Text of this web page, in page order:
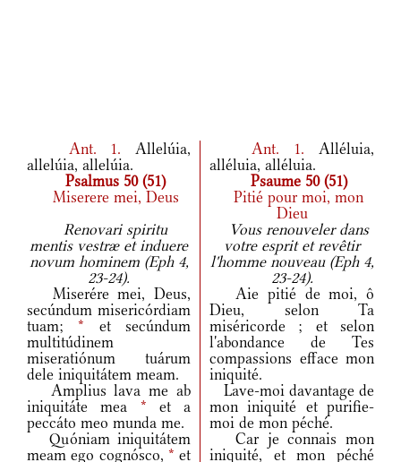
Ant. 1. Allelúia,
allelúia, allelúia.
Ant. 1. Alléluia,
alléluia, alléluia.
Psalmus 50 (51)
Psaume 50 (51)
Miserere mei, Deus
Pitié pour moi, mon
Dieu
Renovari spiritu
mentis vestræ et induere
novum hominem (Eph 4,
23-24).
Vous renouveler dans
votre esprit et revêtir
l'homme nouveau (Eph 4,
23-24).
Miserére mei, Deus,
secúndum misericórdiam
tuam;* et secúndum
multitúdinem
miseratiónum tuárum
dele iniquitátem meam.
Aie pitié de moi, ô
Dieu, selon Ta
miséricorde ; et selon
l'abondance de Tes
compassions efface mon
iniquité.
Amplius lava me ab
iniquitáte mea * et a
peccáto meo munda me.
Lave-moi davantage de
mon iniquité et purifie-
moi de mon péché.
Quóniam iniquitátem
meam ego cognósco, * et
Car je connais mon
iniquité, et mon péché